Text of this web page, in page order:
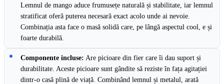
Lemnul de mango aduce frumusețe naturală și stabilitate, iar lemnul
stratificat oferă puterea necesară exact acolo unde ai nevoie.
Combinația asta face o masă solidă care, pe lângă aspectul cool, e și
foarte durabilă.
Componente incluse: Are picioare din fier care îi dau suport și
durabilitate. Aceste picioare sunt gândite să reziste în fața agitației
dintr-o casă plină de viață. Combinând lemnul și metalul, arată